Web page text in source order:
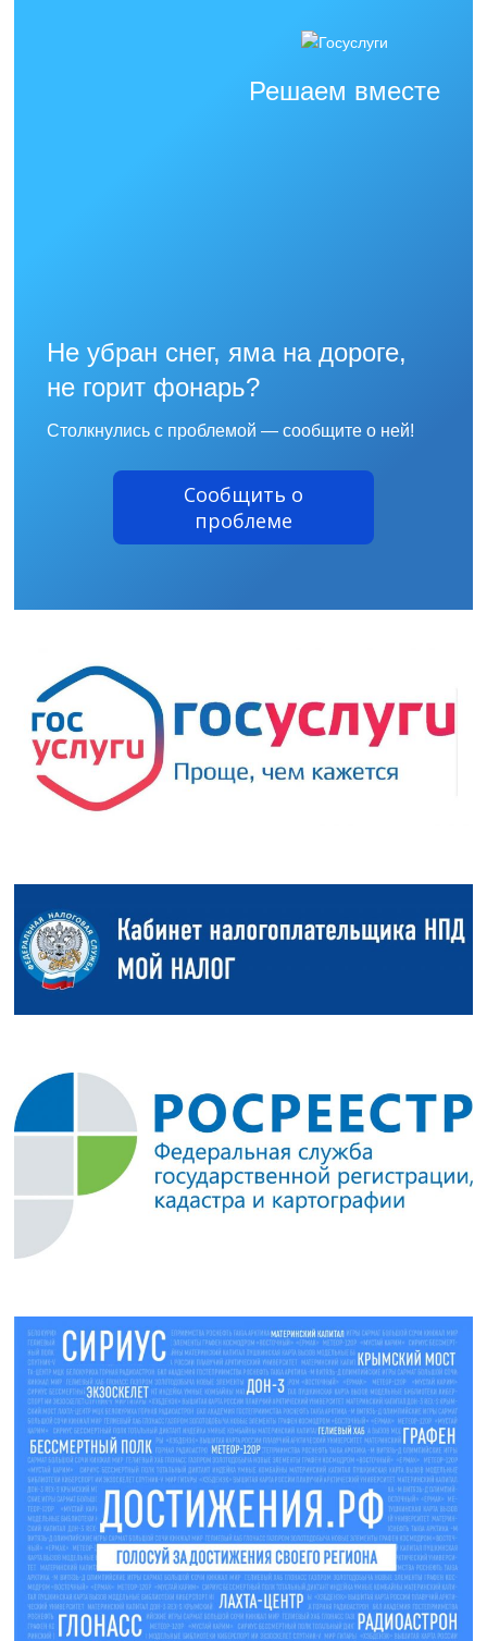
Решаем вместе
Не убран снег, яма на дороге,
не горит фонарь?
Столкнулись с проблемой — сообщите о ней!
Сообщить о
проблеме